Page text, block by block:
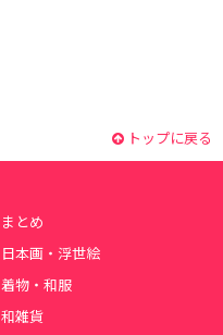
トップに戻る
まとめ
日本画・浮世絵
着物・和服
和雑貨